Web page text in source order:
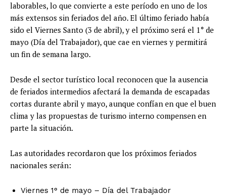
laborables, lo que convierte a este período en uno de los
más extensos sin feriados del año. El último feriado había
sido el Viernes Santo (3 de abril), y el próximo será el 1° de
mayo (Día del Trabajador), que cae en viernes y permitirá
un fin de semana largo.
Desde el sector turístico local reconocen que la ausencia
de feriados intermedios afectará la demanda de escapadas
cortas durante abril y mayo, aunque confían en que el buen
clima y las propuestas de turismo interno compensen en
parte la situación.
Las autoridades recordaron que los próximos feriados
nacionales serán:
Viernes 1° de mayo – Día del Trabajador